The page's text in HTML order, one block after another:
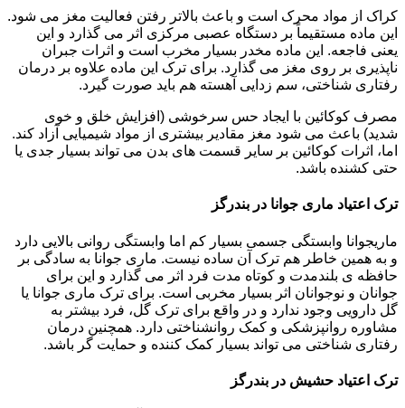
کراک از مواد محرک است و باعث بالاتر رفتن فعالیت مغز می شود.
این ماده مستقیماً بر دستگاه عصبی مرکزی اثر می گذارد و این
یعنی فاجعه. این ماده مخدر بسیار مخرب است و اثرات جبران
ناپذیری بر روی مغز می گذارد. برای ترک این ماده علاوه بر درمان
رفتاری شناختی، سم زدایی آهسته هم باید صورت گیرد.
مصرف کوکائین با ایجاد حس سرخوشی (افزایش خلق و خوی
شدید) باعث می شود مغز مقادیر بیشتری از مواد شیمیایی آزاد کند.
اما، اثرات کوکائین بر سایر قسمت های بدن می تواند بسیار جدی یا
حتی کشنده باشد.
ترک اعتیاد ماری جوانا در بندرگز
ماریجوانا وابستگی جسمی بسیار کم اما وابستگی روانی بالایی دارد
و به همین خاطر هم ترک آن ساده نیست. ماری جوانا به سادگی بر
حافظه ی بلندمدت و کوتاه مدت فرد اثر می گذارد و این برای
جوانان و نوجوانان اثر بسیار مخربی است. برای ترک ماری جوانا یا
گل دارویی وجود ندارد و در واقع برای ترک گل، فرد بیشتر به
مشاوره روانپزشکی و کمک روانشناختی دارد. همچنین درمان
رفتاری شناختی می تواند بسیار کمک کننده و حمایت گر باشد.
ترک اعتیاد حشیش در بندرگز